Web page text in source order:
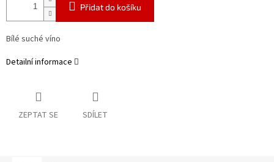
Přidat do košíku
Bílé suché víno
Detailní informace
ZEPTAT SE SDÍLET